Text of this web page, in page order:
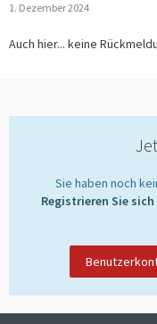
1. Dezember 2024
Auch hier... keine
Sie haben noch
Registrieren Sie